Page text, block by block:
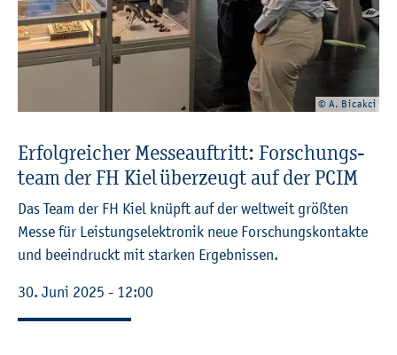
© A. Bi­cak­ci
Er­folg­rei­cher Mes­se­auf­tritt: For­schungs­
team der FH Kiel über­zeugt auf der PCIM
Das Team der FH Kiel knüpft auf der welt­weit grö­ß­ten
Messe für Leis­tungs­elek­tro­nik neue For­schungs­kon­tak­te
und be­ein­druckt mit star­ken Er­geb­nis­sen.
30. Juni 2025 - 12:00